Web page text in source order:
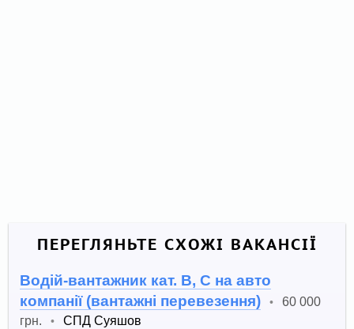
ПЕРЕГЛЯНЬТЕ СХОЖІ ВАКАНСІЇ
Водій-вантажник кат. B, С на авто
компанії (вантажні перевезення)
•
60 000
грн.
•
СПД Суяшов